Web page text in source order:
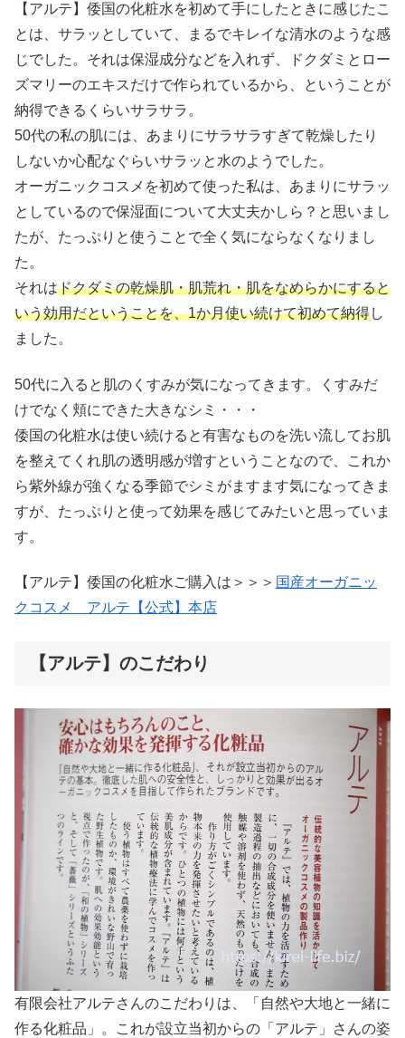
【アルテ】倭国の化粧水を初めて手にしたときに感じたこ
とは、サラッとしていて、まるでキレイな清水のような感
じでした。それは保湿成分などを入れず、ドクダミとロー
ズマリーのエキスだけで作られているから、ということが
納得できるくらいサラサラ。
50代の私の肌には、あまりにサラサラすぎて乾燥したり
しないか心配なぐらいサラッと水のようでした。
オーガニックコスメを初めて使った私は、あまりにサラッ
としているので保湿面について大丈夫かしら？と思いまし
たが、たっぷりと使うことで全く気にならなくなりまし
た。
それはドクダミの乾燥肌・肌荒れ・肌をなめらかにすると
いう効用だということを、1か月使い続けて初めて納得し
ました。
50代に入ると肌のくすみが気になってきます。くすみだ
けでなく頬にできた大きなシミ・・・
倭国の化粧水は使い続けると有害なものを洗い流してお肌
を整えてくれ肌の透明感が増すということなので、これか
ら紫外線が強くなる季節でシミがますます気になってきま
すが、たっぷりと使って効果を感じてみたいと思っていま
す。
【アルテ】倭国の化粧水ご購入は＞＞＞ 国産オーガニッ
クコスメ アルテ【公式】本店
【アルテ】のこだわり
有限会社アルテさんのこだわりは、「自然や大地と一緒に
作る化粧品」。これが設立当初からの「アルテ」さんの姿